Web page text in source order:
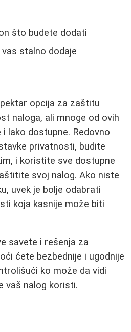
što budete dodati
stalno dodaje
opcija za zaštitu
naloga, ali mnoge od ovih
lako dostupne. Redovno
privatnosti, budite
i koristite sve dostupne
svoj nalog. Ako niste
uvek je bolje odabrati
koja kasnije može biti
savete i rešenja za
ćete bezbednije i ugodnije
ko može da vidi
vaš nalog koristi.